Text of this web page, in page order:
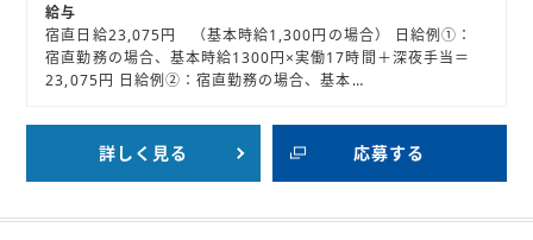
給与
宿直日給23,075円 （基本時給1,300円の場合） 日給例①：
宿直勤務の場合、基本時給1300円×実働17時間＋深夜手当＝
23,075円 日給例②：宿直勤務の場合、基本…
詳しく見る 応募する